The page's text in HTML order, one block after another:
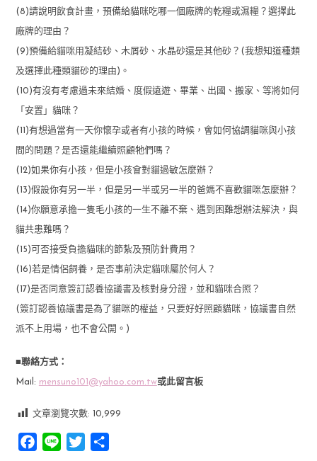
(8)請說明飲食計畫，預備給貓咪吃哪一個廠牌的乾糧或濕糧？選擇此
廠牌的理由？
(9)預備給貓咪用凝結砂、木屑砂、水晶砂還是其他砂？(我想知道種類
及選擇此種類貓砂的理由)。
(10)有沒有考慮過未來結婚、度假遠遊、畢業、出國、搬家、等將如何
「安置」貓咪？
(11)有想過當有一天你懷孕或者有小孩的時候，會如何協調貓咪與小孩
間的問題？是否還能繼續照顧牠們嗎？
(12)如果你有小孩，但是小孩會對貓過敏怎麼辦？
(13)假設你有另一半，但是另一半或另一半的爸媽不喜歡貓咪怎麼辦？
(14)你願意承擔一隻毛小孩的一生不離不棄、遇到困難想辦法解決，與
貓共患難嗎？
(15)可否接受負擔貓咪的節紮及預防針費用？
(16)若是情侶飼養，是否事前決定貓咪屬於何人？
(17)是否同意簽訂認養協議書及核對身分證，並和貓咪合照？
(簽訂認養協議書是為了貓咪的權益，只要好好照顧貓咪，協議書自然
派不上用場，也不會公開。)
■聯絡方式：
Mail: mensuno101@yahoo.com.tw或此留言板
文章瀏覽次數: 10,999
Facebook
Line Twitter